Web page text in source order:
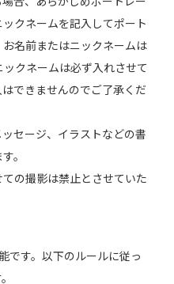
クネームを記入してポート
名前またはニックネームは
クネームは必ず入れさせて
できませんのでご了承くだ
セージ、イラストなどの書
。
の撮影は禁止とさせていた
です。以下のルールに従っ